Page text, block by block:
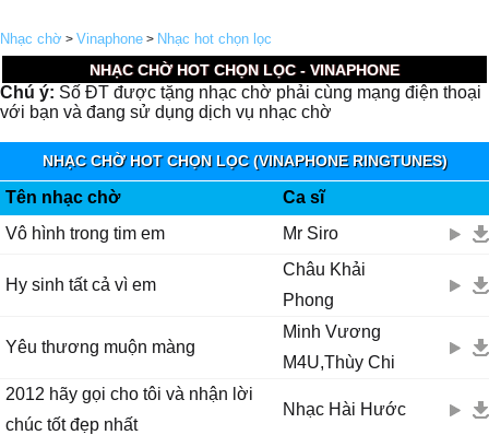
Nhạc chờ > Vinaphone > Nhạc hot chọn lọc
NHẠC CHỜ HOT CHỌN LỌC - VINAPHONE
Chú ý: Số ĐT được tặng nhạc chờ phải cùng mạng điện thoại
với bạn và đang sử dụng dịch vụ nhạc chờ
NHẠC CHỜ HOT CHỌN LỌC (VINAPHONE RINGTUNES)
Tên nhạc chờ
Ca sĩ
Vô hình trong tim em
Mr Siro
Hy sinh tất cả vì em
Châu Khải
Phong
Yêu thương muộn màng
Minh Vương
M4U,Thùy Chi
2012 hãy gọi cho tôi và nhận lời
chúc tốt đẹp nhất
Nhạc Hài Hước